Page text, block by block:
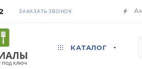
ЗАКАЗАТЬ ЗВОНОК
КАТАЛОГ